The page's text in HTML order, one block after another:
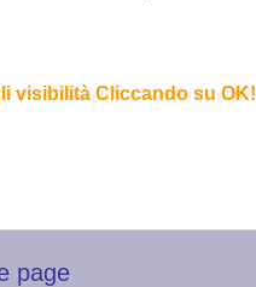
visibilità Cliccando su OK!
page